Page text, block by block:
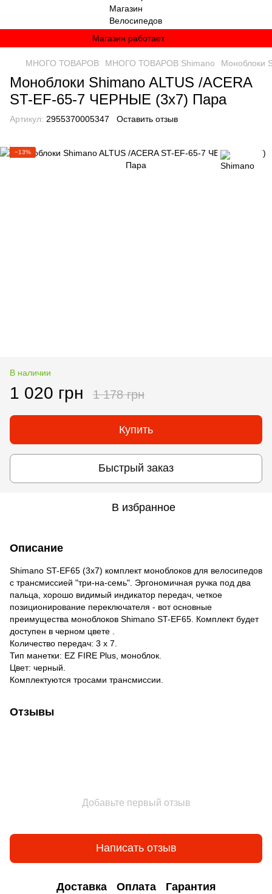
Магазин работает
МНОГО ТОВАРОВ МНОГО ТОВАРОВ Shimano Моноблоки
Моноблоки Shimano ALTUS /ACERA
ST-EF-65-7 ЧЕРНЫЕ (3х7) Пара
Артикул: 2955370005347 Оставить отзыв
−13%
В наличии
1 020 грн 1 178 грн
Купить
Быстрый заказ
В избранное
Описание
Shimano ST-EF65 (3x7) комплект моноблоков для велосипедов
с трансмиссией "три-на-семь". Эргономичная ручка под два
пальца, хорошо видимый индикатор передач, четкое
позиционирование переключателя - вот основные
преимущества моноблоков Shimano ST-EF65. Комплект будет
доступен в черном цвете .
Количество передач: 3 х 7.
Тип манетки: EZ FIRE Plus, моноблок.
Цвет: черный.
Комплектуются тросами трансмиссии.
Отзывы
Добавьте первый отзыв
Написать отзыв
Доставка Оплата Гарантия